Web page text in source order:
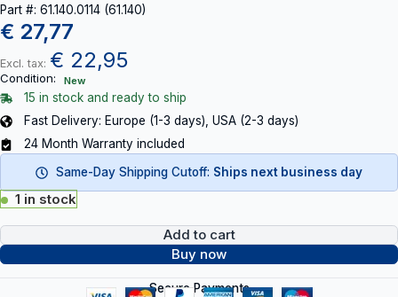
Part #: 61.140.0114 (61.140)
€ 27,77
Excl. tax: € 22,95
Condition: New
15 in stock and ready to ship
Fast Delivery: Europe (1-3 days), USA (2-3 days)
24 Month Warranty included
Same-Day Shipping Cutoff: Ships next business day
1 in stock
Add to cart
Buy now
Secure Payments